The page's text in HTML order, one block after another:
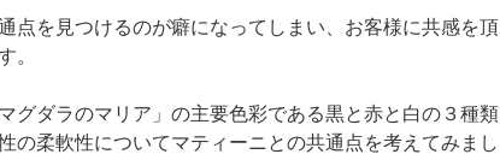
点を見つけるのが癖になってしまい、お客様に共感を頂
。
グダラのマリア」の主要色彩である黒と赤と白の３種類
の柔軟性についてマティーニとの共通点を考えてみまし